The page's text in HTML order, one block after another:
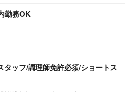
勤務OK
タッフ/調理師免許必須/ショートス